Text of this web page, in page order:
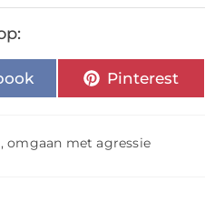
Pinterest
,omgaan met agressie